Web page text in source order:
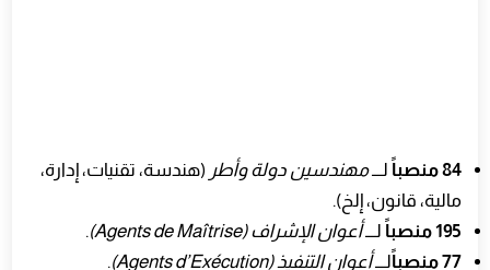
84 منصباً لـــمهندسين دولة وأطر (هندسة، تقنيات، إدارة،
مالية، قانون، إلخ).
195 منصباً
لـــأعوان الإشراف (Agents de Maîtrise)
.
77 منصباً
لـــأعوان التنفيذ (Agents d’Exécution) .